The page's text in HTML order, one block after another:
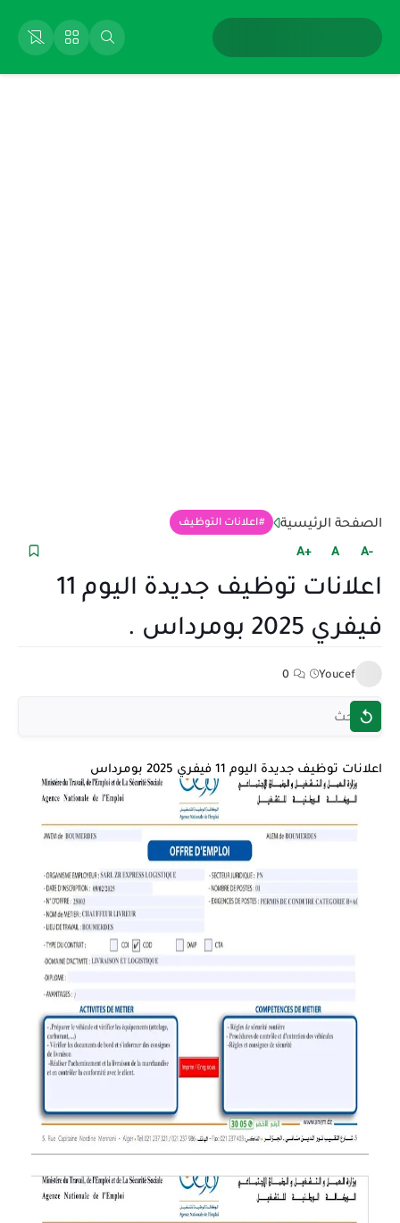
الصفحة الرئيسية اعلانات التوظيف
+A A -A
اعلانات توظيف جديدة اليوم 11
فيفري 2025 بومرداس .
Youcef
0
اعلانات توظيف جديدة اليوم 11 فيفري 2025 بومرداس